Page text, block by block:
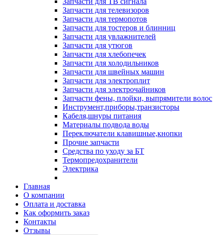
Запчасти для телевизоров
Запчасти для термопотов
Запчасти для тостеров и блинниц
Запчасти для увлажнителей
Запчасти для утюгов
Запчасти для хлебопечек
Запчасти для холодильников
Запчасти для швейных машин
Запчасти для электроплит
Запчасти для электрочайников
Запчасти фены, плойки, выпрямители волос
Инструмент,приборы,транзисторы
Кабеля,шнуры питания
Материалы подвода воды
Переключатели клавишные,кнопки
Прочие запчасти
Средства по уходу за БТ
Термопредохранители
Электрика
Главная
О компании
Оплата и доставка
Как оформить заказ
Контакты
Отзывы